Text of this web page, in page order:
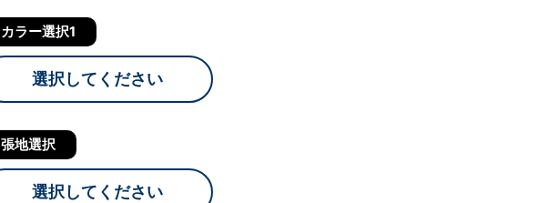
カラー選択1
選択してください
張地選択
選択してください